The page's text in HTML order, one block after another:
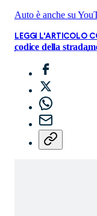
Auto è anche su
LEGGI L'ARTICOLO
codice della strada